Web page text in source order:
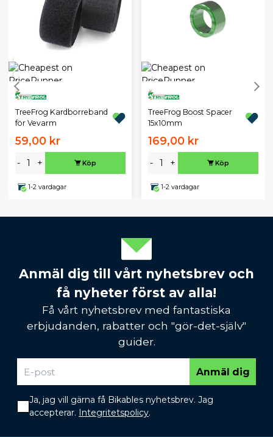
TreeFrog Kardborreband
för Vevarm
59,00 kr
- + Köp
1-2 vardagar
TreeFrog Boost Spacer
15x10mm
169,00 kr
- + Köp
1-2 vardagar
Anmäl dig till vårt nyhetsbrev och
få nyheter först av alla!
Få vårt nyhetsbrev med fantastiska
erbjudanden, rabatter och "gör-det-själv"
guider.
Anmäl dig
Ja, jag vill gärna få Bikables nyhetsbrev. Jag
accepterar. Integritetspolicy.